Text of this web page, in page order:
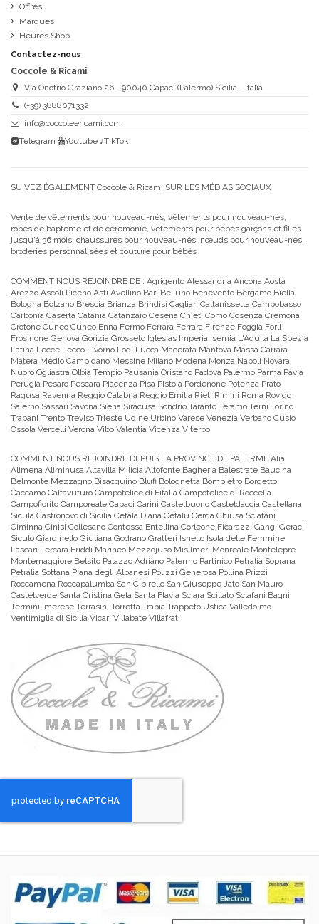
Offres
Marques
Heures Shop
Contactez-nous
Coccole & Ricami
Via Onofrio Graziano 26 - 90040 Capaci (Palermo) Sicilia - Italia
(+39) 3888071332
info@coccoleericami.com
Telegram
Youtube ♪TikTok
SUIVEZ ÉGALEMENT Coccole & Ricami SUR LES MÉDIAS SOCIAUX
Vente de vêtements pour nouveau-nés, vêtements pour nouveau-nés,
robes de baptême et de cérémonie, vêtements pour bébés garçons et filles
jusqu'à 36 mois, chaussures pour nouveau-nés, nœuds pour nouveau-nés,
broderies personnalisées et couture pour bébés
COMMENT NOUS REJOINDRE DE : Agrigento Alessandria Ancona Aosta
Arezzo Ascoli Piceno Asti Avellino Bari Belluno Benevento Bergamo Biella
Bologna Bolzano Brescia Brianza Brindisi Cagliari Caltanissetta Campobasso
Carbonia Caserta Catania Catanzaro Cesena Chieti Como Cosenza Cremona
Crotone Cuneo Cuneo Enna Fermo Ferrara Ferrara Firenze Foggia Forli
Frosinone Genova Gorizia Grosseto Iglesias Imperia Isernia L'Aquila La Spezia
Latina Lecce Lecco Livorno Lodi Lucca Macerata Mantova Massa Carrara
Matera Medio Campidano Messine Milano Modena Monza Napoli Novara
Nuoro Ogliastra Olbia Tempio Pausania Oristano Padova Palermo Parma Pavia
Perugia Pesaro Pescara Piacenza Pisa Pistoia Pordenone Potenza Prato
Ragusa Ravenna Reggio Calabria Reggio Emilia Rieti Rimini Roma Rovigo
Salerno Sassari Savona Siena Siracusa Sondrio Taranto Teramo Terni Torino
Trapani Trento Treviso Trieste Udine Urbino Varese Venezia Verbano Cusio
Ossola Vercelli Verona Vibo Valentia Vicenza Viterbo
COMMENT NOUS REJOINDRE DEPUIS LA PROVINCE DE PALERME Alia
Alimena Aliminusa Altavilla Milicia Altofonte Bagheria Balestrate Baucina
Belmonte Mezzagno Bisacquino Blufi Bolognetta Bompietro Borgetto
Caccamo Caltavuturo Campofelice di Fitalia Campofelice di Roccella
Campofiorito Camporeale Capaci Carini Castelbuono Casteldaccia Castellana
Sicula Castronovo di Sicilia Cefalà Diana Cefalù Cerda Chiusa Sclafani
Ciminna Cinisi Collesano Contessa Entellina Corleone Ficarazzi Gangi Geraci
Siculo Giardinello Giuliana Godrano Gratteri Isnello Isola delle Femmine
Lascari Lercara Friddi Marineo Mezzojuso Misilmeri Monreale Montelepre
Montemaggiore Belsito Palazzo Adriano Palermo Partinico Petralia Soprana
Petralia Sottana Piana degli Albanesi Polizzi Generosa Pollina Prizzi
Roccamena Roccapalumba San Cipirello San Giuseppe Jato San Mauro
Castelverde Santa Cristina Gela Santa Flavia Sciara Scillato Sclafani Bagni
Termini Imerese Terrasini Torretta Trabia Trappeto Ustica Valledolmo
Ventimiglia di Sicilia Vicari Villabate Villafrati